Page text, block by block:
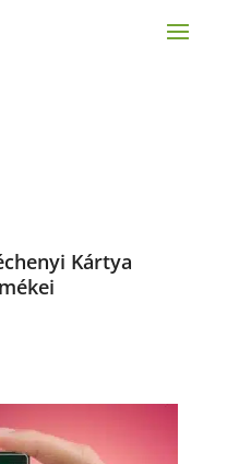
Kártya